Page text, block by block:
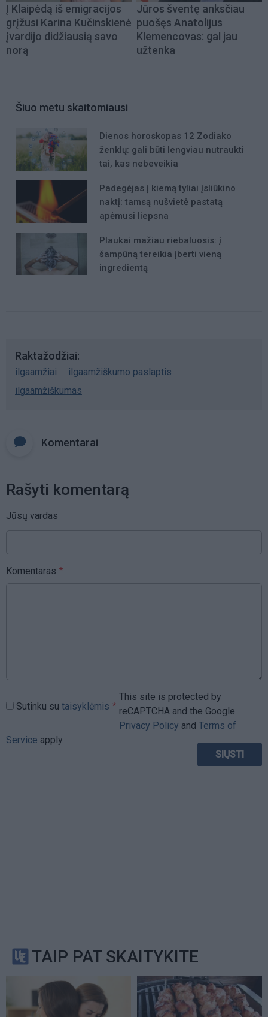
Į Klaipėdą iš emigracijos
grįžusi Karina Kučinskienė
įvardijo didžiausią savo
norą
Jūros šventę anksčiau
puošęs Anatolijus
Klemencovas: gal jau
užtenka
Šiuo metu skaitomiausi
Dienos horoskopas 12 Zodiako
ženklų: gali būti lengviau nutraukti
tai, kas nebeveikia
Padegėjas į kiemą tyliai įsliūkino
naktį: tamsą nušvietė pastatą
apėmusi liepsna
Plaukai mažiau riebaluosis: į
šampūną tereikia įberti vieną
ingredientą
Raktažodžiai
ilgaamžiai
ilgaamžiškumo paslaptis
ilgaamžiškumas
Komentarai
Rašyti komentarą
Jūsų vardas
Komentaras
Sutinku su taisyklėmis
This site is protected by
reCAPTCHA and the Google
Privacy Policy and Terms of
Service apply.
TAIP PAT SKAITYKITE